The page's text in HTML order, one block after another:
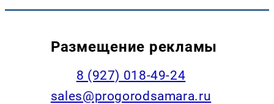
Размещение рекламы
8 (927) 018-49-24
sales@progorodsamara.ru